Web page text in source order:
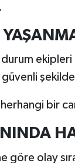
durum
bir can
göre olay